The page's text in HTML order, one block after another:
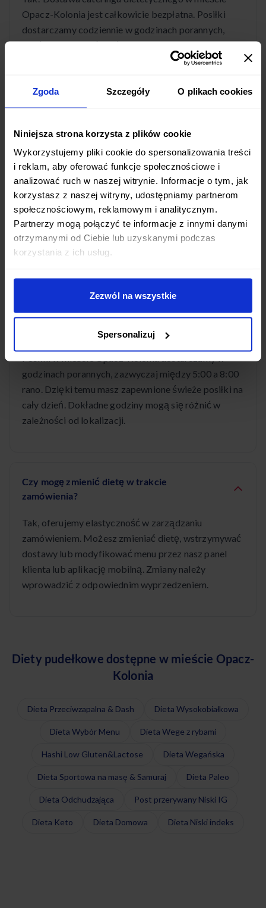
Zgoda Szczegóły O plikach cookies
Niniejsza strona korzysta z plików cookie
Wykorzystujemy pliki cookie do spersonalizowania treści
i reklam, aby oferować funkcje społecznościowe i
analizować ruch w naszej witrynie. Informacje o tym, jak
korzystasz z naszej witryny, udostępniamy partnerom
społecznościowym, reklamowym i analitycznym.
Partnerzy mogą połączyć te informacje z innymi danymi
otrzymanymi od Ciebie lub uzyskanymi podczas
korzystania z ich usług.
Zezwól na wszystkie
Spersonalizuj
Opacz-Kolonia jest całkowicie bezpłatna. Posiłki
dostarczamy codziennie w godzinach porannych,
abyś mógł cieszyć się świeżymi daniami przez cały
Opacz-Kolonia?
W mieście Opacz-Kolonia oferujemy szeroki wybór
diet pudełkowych: od standardowych programów
dietetycznych po diety z pełnym wyborem menu.
Mamy diety niskokaloryczne, wysokobiałkowe,
wegetariańskie i wiele innych. Każda dieta jest
przygotowywana przez wykwalifikowanych
dietetyków.
O której godzinie dostarczacie posiłki w
mieście Opacz-Kolonia?
godzinach porannych, zazwyczaj między 5:00 a 8:00
rano. Dzięki temu masz zapewnione świeże posiłki na
cały dzień. Dokładne godziny mogą się różnić w
zależności od lokalizacji.
Czy mogę zmienić dietę w trakcie
zamówienia?
Tak, oferujemy elastyczność w zarządzaniu
zamówieniem. Możesz zmieniać dietę, wstrzymywać
dostawy lub modyfikować menu przez nasz panel
klienta lub aplikację mobilną. Zmiany należy
wprowadzić z odpowiednim wyprzedzeniem.
Diety pudełkowe dostępne w mieście Opacz-
Kolonia
Dieta Przeciwzapalna & Dash Dieta Wysokobiałkowa
Dieta Wybór Menu Dieta Wege z rybami
Hashi Low Gluten&Lactose Dieta Wegańska
Dieta Sportowa na masę & Samuraj Dieta Paleo
Dieta Odchudzająca Post przerywany Niski IG
Dieta Keto Dieta Domowa Dieta Niski indeks